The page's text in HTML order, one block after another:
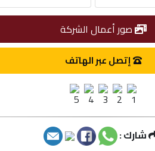
صور أعمال الشركة
إتصل عبر الهاتف
شارك :